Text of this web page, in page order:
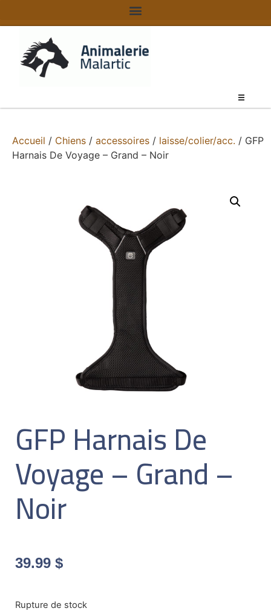
Accueil / Chiens / accessoires / laisse/colier/acc. / GFP
Harnais De Voyage – Grand – Noir
GFP Harnais De
Voyage – Grand –
Noir
39.99 $
Rupture de stock